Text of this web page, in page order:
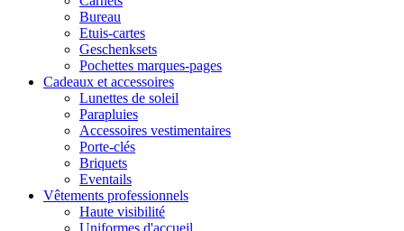
Bureau
Etuis-cartes
Geschenksets
Pochettes marques-pages
Cadeaux et accessoires
Lunettes de soleil
Parapluies
Accessoires vestimentaires
Porte-clés
Briquets
Eventails
Vêtements professionnels
Haute visibilité
Uniformes d'accueil